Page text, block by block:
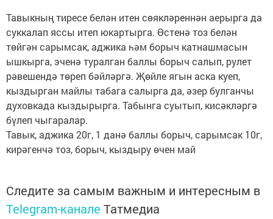
Тавыкның тиресе белән итен сөякләреннән аерырга да
суккалап яссы итеп юкартырга. Өстенә тоз белән
төйгән сарымсак, аджика һәм борыч катнашмасын
ышкырга, эченә туралган баллы борыч салып, рулет
рәвешендә төреп бәйләргә. Җөйле ягын аска куеп,
кыздырган майлы табага салырга да, әзер булганчы
духовкада кыздырырга. Табынга суытып, кисәкләргә
бүлеп чыгаралар.
Тавык, аджика 20г, 1 данә баллы борыч, сарымсак 10г,
кирәгенчә тоз, борыч, кыздыру өчен май
Следите за самым важным и интересным в
Telegram-канале Татмедиа